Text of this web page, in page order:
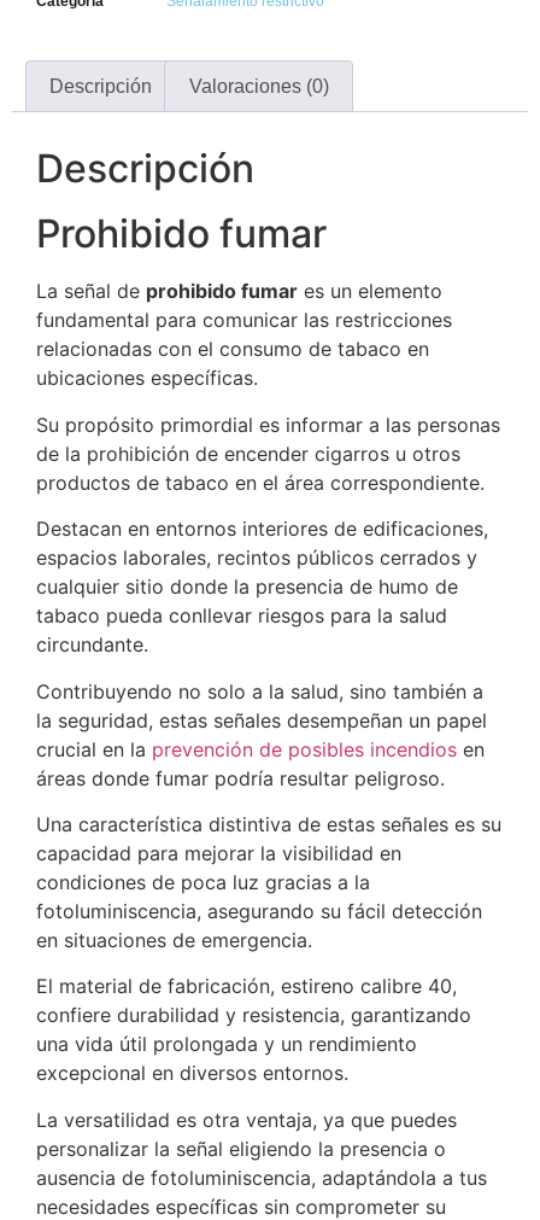
Descripción Valoraciones (0)
Descripción
Prohibido fumar
La señal de prohibido fumar es un elemento
fundamental para comunicar las restricciones
relacionadas con el consumo de tabaco en
ubicaciones específicas.
Su propósito primordial es informar a las personas
de la prohibición de encender cigarros u otros
productos de tabaco en el área correspondiente.
Destacan en entornos interiores de edificaciones,
espacios laborales, recintos públicos cerrados y
cualquier sitio donde la presencia de humo de
tabaco pueda conllevar riesgos para la salud
circundante.
Contribuyendo no solo a la salud, sino también a
la seguridad, estas señales desempeñan un papel
crucial en la prevención de posibles incendios en
áreas donde fumar podría resultar peligroso.
Una característica distintiva de estas señales es su
capacidad para mejorar la visibilidad en
condiciones de poca luz gracias a la
fotoluminiscencia, asegurando su fácil detección
en situaciones de emergencia.
El material de fabricación, estireno calibre 40,
confiere durabilidad y resistencia, garantizando
una vida útil prolongada y un rendimiento
excepcional en diversos entornos.
La versatilidad es otra ventaja, ya que puedes
personalizar la señal eligiendo la presencia o
ausencia de fotoluminiscencia, adaptándola a tus
necesidades específicas sin comprometer su